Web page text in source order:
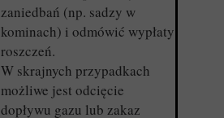
zaniedbań (np. sadzy w
kominach) i odmówić wypłaty
roszczeń.
W skrajnych przypadkach
możliwe jest odcięcie
dopływu gazu lub zakaz